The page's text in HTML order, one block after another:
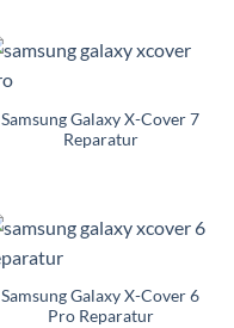
Samsung Galaxy X-Cover 7
Reparatur
Samsung Galaxy X-Cover 6
Pro Reparatur